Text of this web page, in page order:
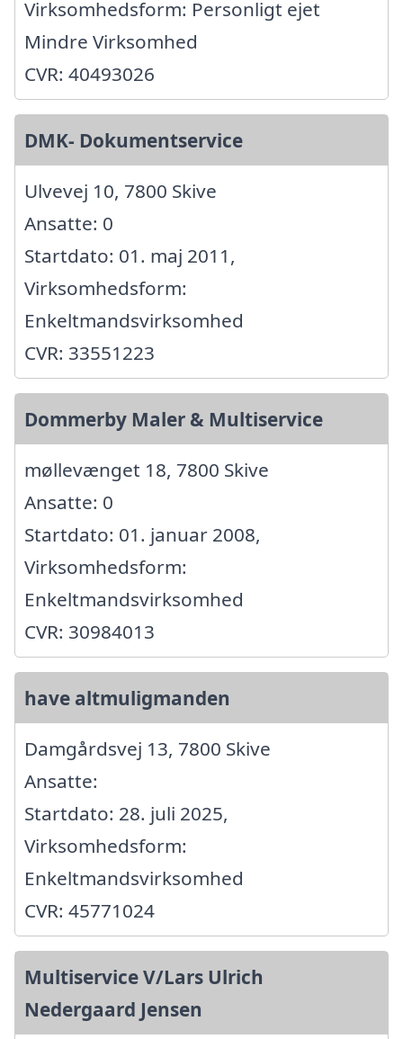
Virksomhedsform: Personligt ejet
Mindre Virksomhed
CVR: 40493026
DMK- Dokumentservice
Ulvevej 10, 7800 Skive
Ansatte: 0
Startdato: 01. maj 2011,
Virksomhedsform:
Enkeltmandsvirksomhed
CVR: 33551223
Dommerby Maler & Multiservice
møllevænget 18, 7800 Skive
Ansatte: 0
Startdato: 01. januar 2008,
Virksomhedsform:
Enkeltmandsvirksomhed
CVR: 30984013
have altmuligmanden
Damgårdsvej 13, 7800 Skive
Ansatte:
Startdato: 28. juli 2025,
Virksomhedsform:
Enkeltmandsvirksomhed
CVR: 45771024
Multiservice V/Lars Ulrich
Nedergaard Jensen